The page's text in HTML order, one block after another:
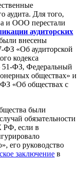
аудита. Для того,
и ООО перестали
аудиторских
внесены
ФЗ «Об аудиторской
кодекса
51-ФЗ, Федеральный
обществах» и
«Об обществах с
были
обязательности
РФ, если в
его руководство
заключение в